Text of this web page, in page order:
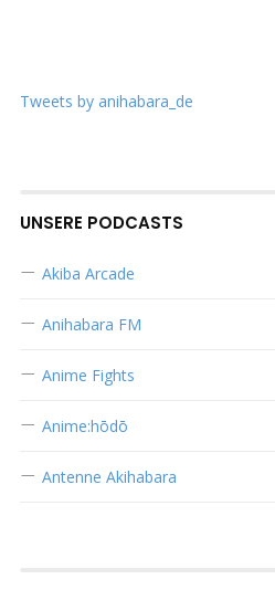
Tweets by anihabara_de
UNSERE PODCASTS
Akiba Arcade
Anihabara FM
Anime Fights
Anime:hōdō
Antenne Akihabara